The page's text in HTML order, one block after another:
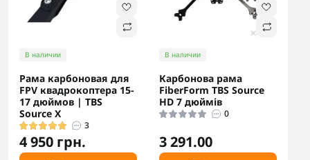
В наличии
Рама карбоновая для
FPV квадрокоптера 15-
17 дюймов | TBS
Source X
3
4 950 грн.
В наличии
Карбонова рама
FiberForm TBS Source
HD 7 дюймів
0
3 291.00